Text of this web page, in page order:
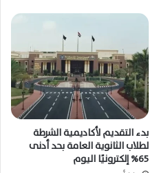
بدء التقديم لأكاديمية الشرطة
لطلاب الثانوية العامة بحد أدنى
65% إلكترونيًا اليوم